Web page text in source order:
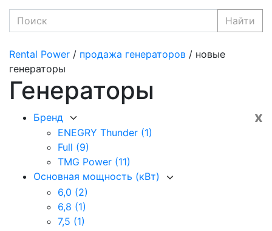
Найти
Rental Power / продажа генераторов / новые
генераторы
Генераторы
x
Бренд
ENEGRY Thunder (1)
Full (9)
TMG Power (11)
Основная мощность (кВт)
6,0 (2)
6,8 (1)
7,5 (1)